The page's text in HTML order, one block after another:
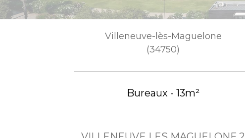
Villeneuve-lès-Maguelone
(34750)
Bureaux - 13m²